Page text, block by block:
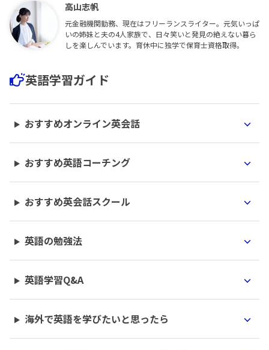
高山志帆
元金融機関勤務、現在はフリーランスライター。元気いっぱ
いの姉妹と夫の4人家族で、日々笑いと発見の絶えない暮ら
しを楽しんでいます。育休中に独学で保育士資格取得。
英語学習ガイド
おすすめオンライン英会話
おすすめ英語コーチング
おすすめ英会話スクール
英語の勉強法
英語学習Q&A
海外で英語を学びたいと思ったら